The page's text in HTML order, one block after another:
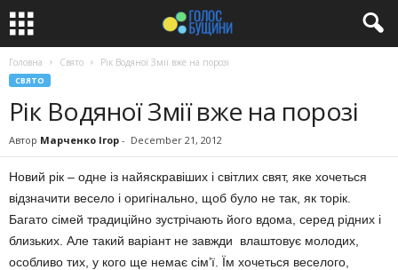
Головна Свято Рік Водяної Змії вже на порозі
СВЯТО
Рік Водяної Змії вже на порозі
Автор Марченко Ігор - December 21, 2012
Новий рік – одне із найяскравіших і світлих свят, яке хочеться
відзначити весело і оригінально, щоб було не так, як торік.
Багато сімей традиційно зустрічають його вдома, серед рідних і
близьких. Але такий варіант не завжди влаштовує молодих,
особливо тих, у кого ще немає сім’ї. Їм хочеться веселого,